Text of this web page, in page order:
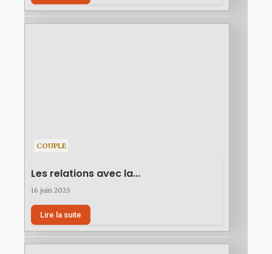
COUPLE
Les relations avec la...
16 juin 2025
Lire la suite